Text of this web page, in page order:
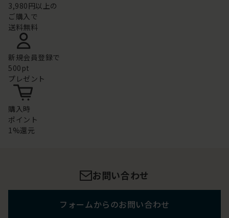
3,980円以上の
ご購入で
送料無料
新規会員登録で
500pt
プレゼント
購入時
ポイント
1%還元
お問い合わせ
フォームからのお問い合わせ